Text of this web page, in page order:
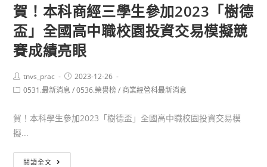
取
理
想
學
本
校
113
學
年
度
技
賀！本科商經三學生參加2023「樹德
盃」全國高中職校園投資交易模擬競
賽成績亮眼
Post
author:
tnvs_prac
Post
published:
2023-12-26
Post0531.最新消息 / 0536.榮譽榜 / 商業經營科最新消息
賀！本科學生參加2023「樹德盃」全國高中職校園投資交易模
擬...
閱讀全文